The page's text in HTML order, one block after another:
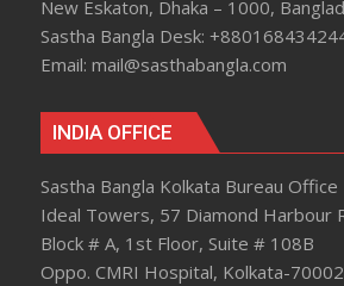
New Eskaton, Dhaka – 1000,
Sastha Bangla Desk:
Email: mail@sasthabangla.com
INDIA OFFICE
Sastha Bangla Kolkata Bureau Office
Ideal Towers, 57 Diamond Harbour
Block # A, 1st Floor, Suite # 108B
Oppo. CMRI Hospital, Kolkata-